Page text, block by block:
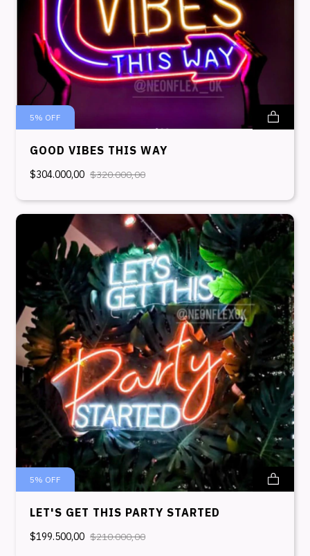
5% OFF
GOOD VIBES THIS WAY
$304.000,00 $320.000,00
5% OFF
LET'S GET THIS PARTY STARTED
$199.500,00 $210.000,00